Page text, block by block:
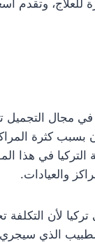
للعلاج، وتقدم
مجال التجميل
كثرة
في هذا
والعيادات.
تركيا لأن
الذي سيجري